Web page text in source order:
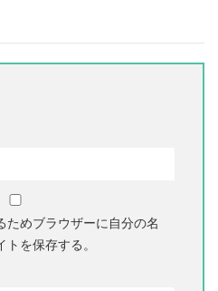
ためブラウザーに自分の名
を保存する。